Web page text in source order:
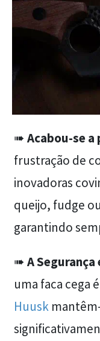
➠Acabou-se
frustração de
inovadoras
queijo, fudge
garantindo
➠A
uma faca cega
Huusk